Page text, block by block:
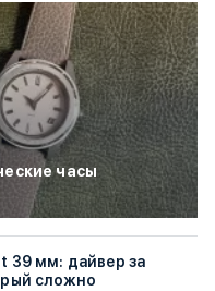
часы
39 мм: дайвер за
сложно